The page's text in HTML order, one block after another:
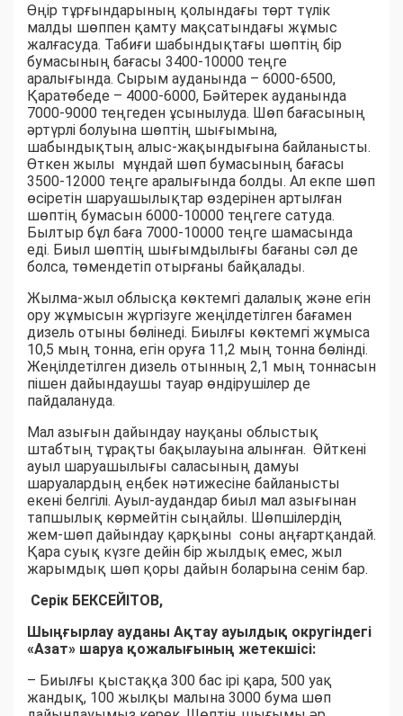
Өңір тұрғындарының қолындағы төрт түлік
малды шөппен қамту мақсатындағы жұмыс
жалғасуда. Табиғи шабындықтағы шөптің бір
бумасының бағасы 3400-10000 теңге
аралығында. Сырым ауданында – 6000-6500,
Қаратөбеде – 4000-6000, Бәйтерек ауданында
7000-9000 теңгеден ұсынылуда. Шөп бағасының
әртүрлі болуына шөптің шығымына,
шабындықтың алыс-жақындығына байланысты.
Өткен жылы мұндай шөп бумасының бағасы
3500-12000 теңге аралығында болды. Ал екпе шөп
өсіретін шаруашылықтар өздерінен артылған
шөптің бумасын 6000-10000 теңгеге сатуда.
Былтыр бұл баға 7000-10000 теңге шамасында
еді. Биыл шөптің шығымдылығы бағаны сәл де
болса, төмендетіп отырғаны байқалады.
Жылма-жыл облысқа көктемгі далалық және егін
ору жұмысын жүргізуге жеңілдетілген бағамен
дизель отыны бөлінеді. Биылғы көктемгі жұмыса
10,5 мың тонна, егін оруға 11,2 мың тонна бөлінді.
Жеңілдетілген дизель отынның 2,1 мың тоннасын
пішен дайындаушы тауар өндірушілер де
пайдалануда.
Мал азығын дайындау науқаны облыстық
штабтың тұрақты бақылауына алынған. Өйткені
ауыл шаруашылығы саласының дамуы
шаруалардың еңбек нәтижесіне байланысты
екені белгілі. Ауыл-аудандар биыл мал азығынан
тапшылық көрмейтін сыңайлы. Шөпшілердің
жем-шөп дайындау қарқыны соны аңғартқандай.
Қара суық күзге дейін бір жылдық емес, жыл
жарымдық шөп қоры дайын боларына сенім бар.
Серік БЕКСЕЙІТОВ,
Шыңғырлау ауданы Ақтау ауылдық округіндегі
«Азат» шаруа қожалығының жетекшісі:
– Биылғы қыстаққа 300 бас ірі қара, 500 уақ
жандық, 100 жылқы малына 3000 бума шөп